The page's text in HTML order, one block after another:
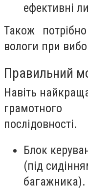
ефективні
Також
вологи при
Правильний
Навіть
грамотного
послідовності.
Блок
(під
багажника).